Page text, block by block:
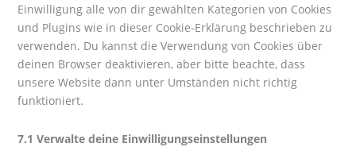
Einwilligung alle von dir gewählten Kategorien von Cookies
und Plugins wie in dieser Cookie-Erklärung beschrieben zu
verwenden. Du kannst die Verwendung von Cookies über
deinen Browser deaktivieren, aber bitte beachte, dass
unsere Website dann unter Umständen nicht richtig
funktioniert.
7.1 Verwalte deine Einwilligungseinstellungen